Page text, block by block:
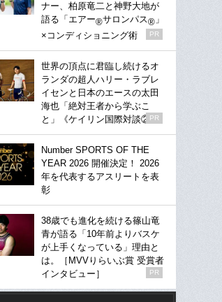
ナー、柏原竜二と神野大地が
語る「エアー®サロンパス® 」
×コンディショニング術
PR
世界の頂点に君臨し続けるオ
ランダの超人ハリー・ラブレ
イセンと日本のエースの太田
海也「絶対王者から学ぶこ
と」《ケイリン国際対談②》
PR
Number SPORTS OF THE
YEAR 2026 開催決定！ 2026
年を代表するアスリートを表
彰
38歳でも進化を続ける篠山竜
青が語る「10年前よりバスケ
が上手くなっている」理由と
は。［MVVりらいぶ賞 受賞者
インタビュー］
PR